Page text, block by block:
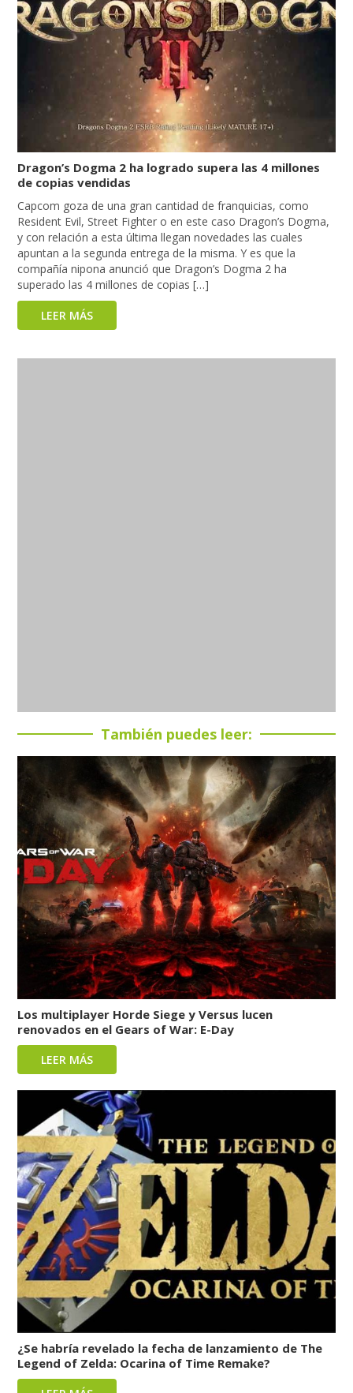
Dragon’s Dogma 2 ha logrado supera las 4 millones
de copias vendidas
Capcom goza de una gran cantidad de franquicias, como
Resident Evil, Street Fighter o en este caso Dragon’s Dogma,
y con relación a esta última llegan novedades las cuales
apuntan a la segunda entrega de la misma. Y es que la
compañía nipona anunció que Dragon’s Dogma 2 ha
superado las 4 millones de copias […]
LEER MÁS
También puedes leer:
Los multiplayer Horde Siege y Versus lucen
renovados en el Gears of War: E-Day
LEER MÁS
¿Se habría revelado la fecha de lanzamiento de The
Legend of Zelda: Ocarina of Time Remake?